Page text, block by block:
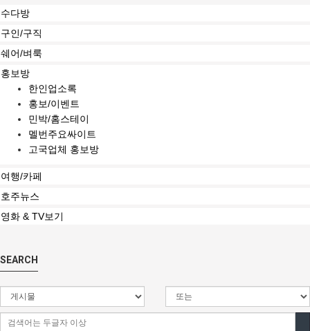
수다방
구인/구직
쉐어/벼룩
홍보방
한인업소록
홍보/이벤트
민박/홈스테이
멜번주요싸이트
고국업체 홍보방
여행/카페
호주뉴스
영화 & TV보기
SEARCH